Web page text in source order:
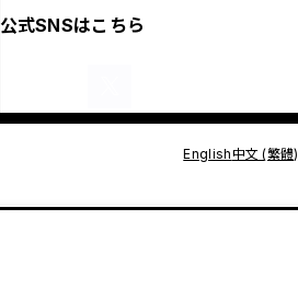
公式SNSはこちら
English中文 (繁體)